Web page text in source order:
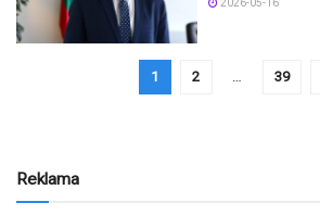
2026-05-16
1 2 … 39
Reklama